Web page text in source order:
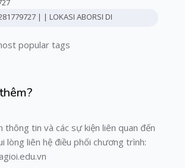
| | LOKASI ABORSI DI
popular tags
thông tin và các sự kiện liên quan đến
lòng liên hệ điều phối chương trình: